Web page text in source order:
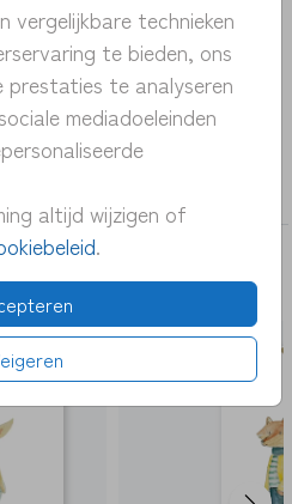
vergelijkbare technieken
te bieden, ons
prestaties te analyseren
mediadoeleinden
altijd wijzigen of
.
met vos en
JE MISSCHIEN OOK